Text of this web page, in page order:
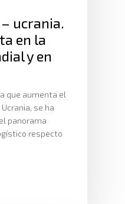
ucrania.
en la
y en
que aumenta el
se ha
panorama
respecto